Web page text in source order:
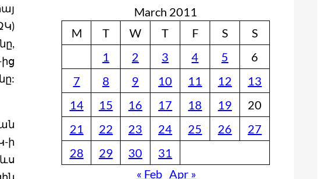
ի
March 2011
M
T W T F S
S
1
2 3 4 5
6
7
8 9 10 11 12
13
14
15 16 17 18 19
20
21
22 23 24 25 26
27
28
29 30
31
« Feb Apr »